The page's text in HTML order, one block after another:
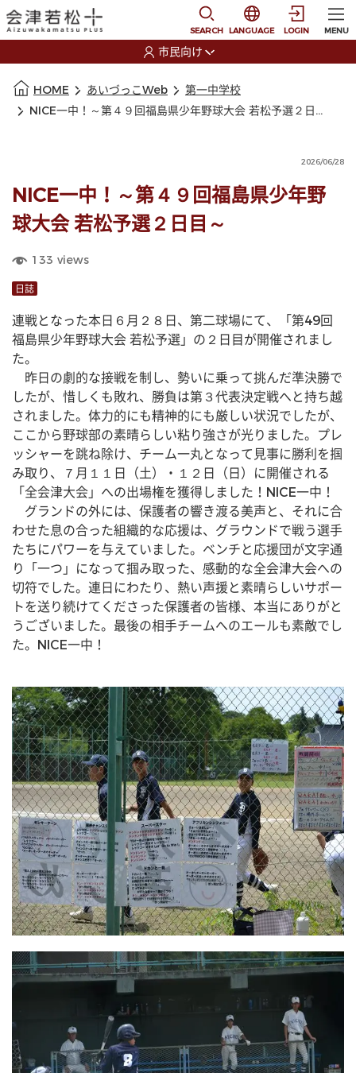
SEARCH
選択すると言語の切
LANGUAGE LOGIN MENU
市民向け
HOME あいづっこWeb
第一中学校
NICE一中！～第４９回福島県少年野球大会 若松予選２日目～
2026/06/28
NICE一中！～第４９回福島県少年野
球大会 若松予選２日目～
133 views
日誌
連戦となった本日６月２８日、第二球場にて、「第49回
福島県少年野球大会 若松予選」の２日目が開催されまし
た。
昨日の劇的な接戦を制し、勢いに乗って挑んだ準決勝で
したが、惜しくも敗れ、勝負は第３代表決定戦へと持ち越
されました。体力的にも精神的にも厳しい状況でしたが、
ここから野球部の素晴らしい粘り強さが光りました。プレ
ッシャーを跳ね除け、チーム一丸となって見事に勝利を掴
み取り、７月１１日（土）・１２日（日）に開催される
「全会津大会」への出場権を獲得しました！NICE一中！
グランドの外には、保護者の響き渡る美声と、それに合
わせた息の合った組織的な応援は、グラウンドで戦う選手
たちにパワーを与えていました。ベンチと応援団が文字通
り「一つ」になって掴み取った、感動的な全会津大会への
切符でした。連日にわたり、熱い声援と素晴らしいサポー
トを送り続けてくださった保護者の皆様、本当にありがと
うございました。最後の相手チームへのエールも素敵でし
た。NICE一中！